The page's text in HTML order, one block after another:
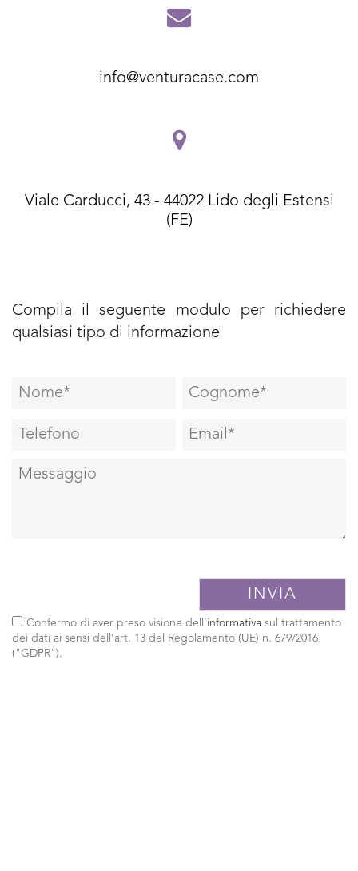
info@venturacase.com
Viale Carducci, 43 - 44022 Lido degli Estensi
(FE)
Compila il seguente modulo per richiedere
qualsiasi tipo di informazione
Confermo di aver preso visione dell'informativa sul trattamento
dei dati ai sensi dell’art. 13 del Regolamento (UE) n. 679/2016
("GDPR").